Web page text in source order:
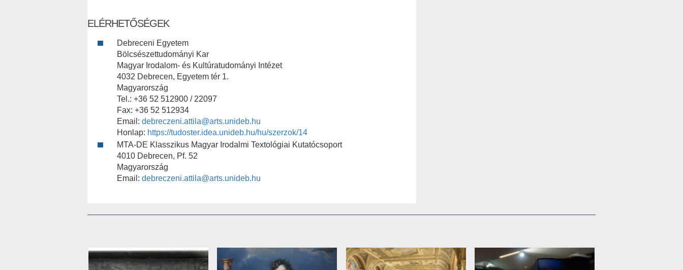
ELÉRHETŐSÉGEK
Debreceni Egyetem
Bölcsészettudományi Kar
Magyar Irodalom- és Kultúratudományi Intézet
4032 Debrecen, Egyetem tér 1.
Magyarország
Tel.: +36 52 512900 / 22097
Fax: +36 52 512934
Email: debreczeni.attila@arts.unideb.hu
Honlap: https://tudoster.idea.unideb.hu/hu/szerzok/14
MTA-DE Klasszikus Magyar Irodalmi Textológiai Kutatócsoport
4010 Debrecen, Pf. 52
Magyarország
Email: debreczeni.attila@arts.unideb.hu